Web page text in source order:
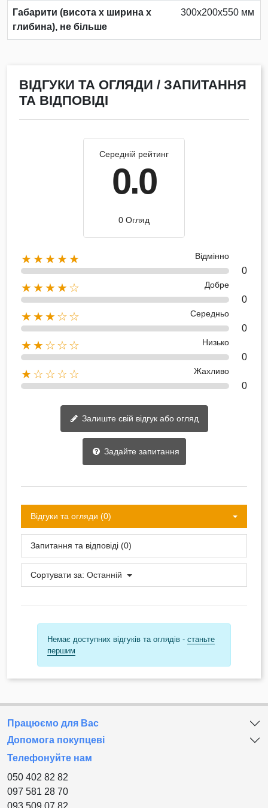
Габарити (висота х ширина х
глибина), не більше
300х200х550 мм
ВІДГУКИ ТА ОГЛЯДИ / ЗАПИТАННЯ
ТА ВІДПОВІДІ
Середній рейтинг
0.0
0 Огляд
★★★★★ Відмінно
0
★★★★☆ Добре
0
★★★☆☆ Середньо
0
★★☆☆☆ Низько
0
★☆☆☆☆ Жахливо
0
Залиште свій відгук або огляд
Задайте запитання
Відгуки та огляди (0)
Запитання та відповіді (0)
Сортувати за: Останній
Немає доступних відгуків та оглядів - станьте
першим
Працюємо для Вас
Допомога покупцеві
Телефонуйте нам
050 402 82 82
097 581 28 70
093 509 07 82